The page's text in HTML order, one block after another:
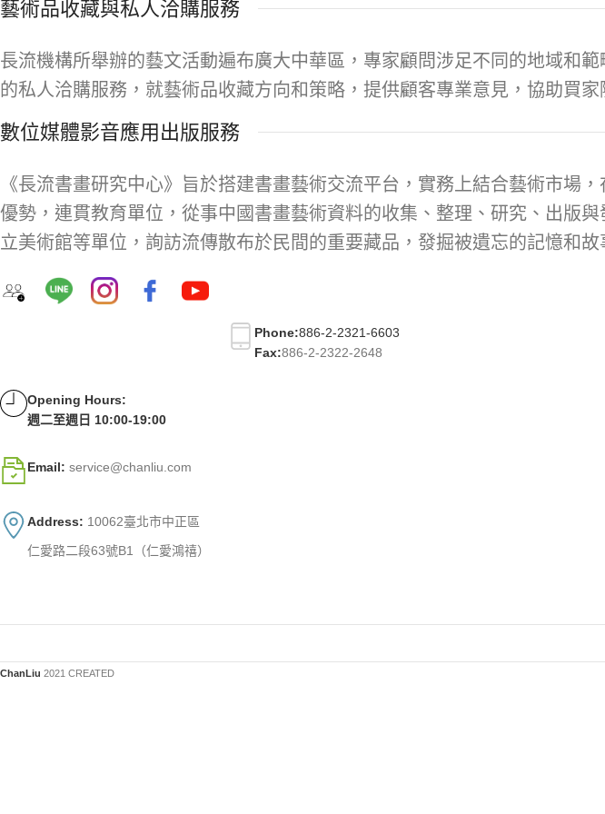
藝術品收藏與私人洽購服務
長流機構所舉辦的藝文活動遍布廣大中華區，專家顧問涉足不同的地域和
的私人洽購服務，就藝術品收藏方向和策略，提供顧客專業意見，協助買家
數位媒體影音應用出版服務
《長流書畫研究中心》旨於搭建書畫藝術交流平台，實務上結合藝術市場
優勢，連貫教育單位，從事中國書畫藝術資料的收集、整理、研究、出版
立美術館等單位，詢訪流傳散布於民間的重要藏品，發掘被遺忘的記憶和
Phone:886-2-2321-6603
Fax:886-2-2322-2648
Opening Hours:
週二至週日 10:00-19:00
Email: service@chanliu.com
Address: 10062臺北市中正區
仁愛路二段63號B1（仁愛鴻禧）
ChanLiu 2021 CREATED